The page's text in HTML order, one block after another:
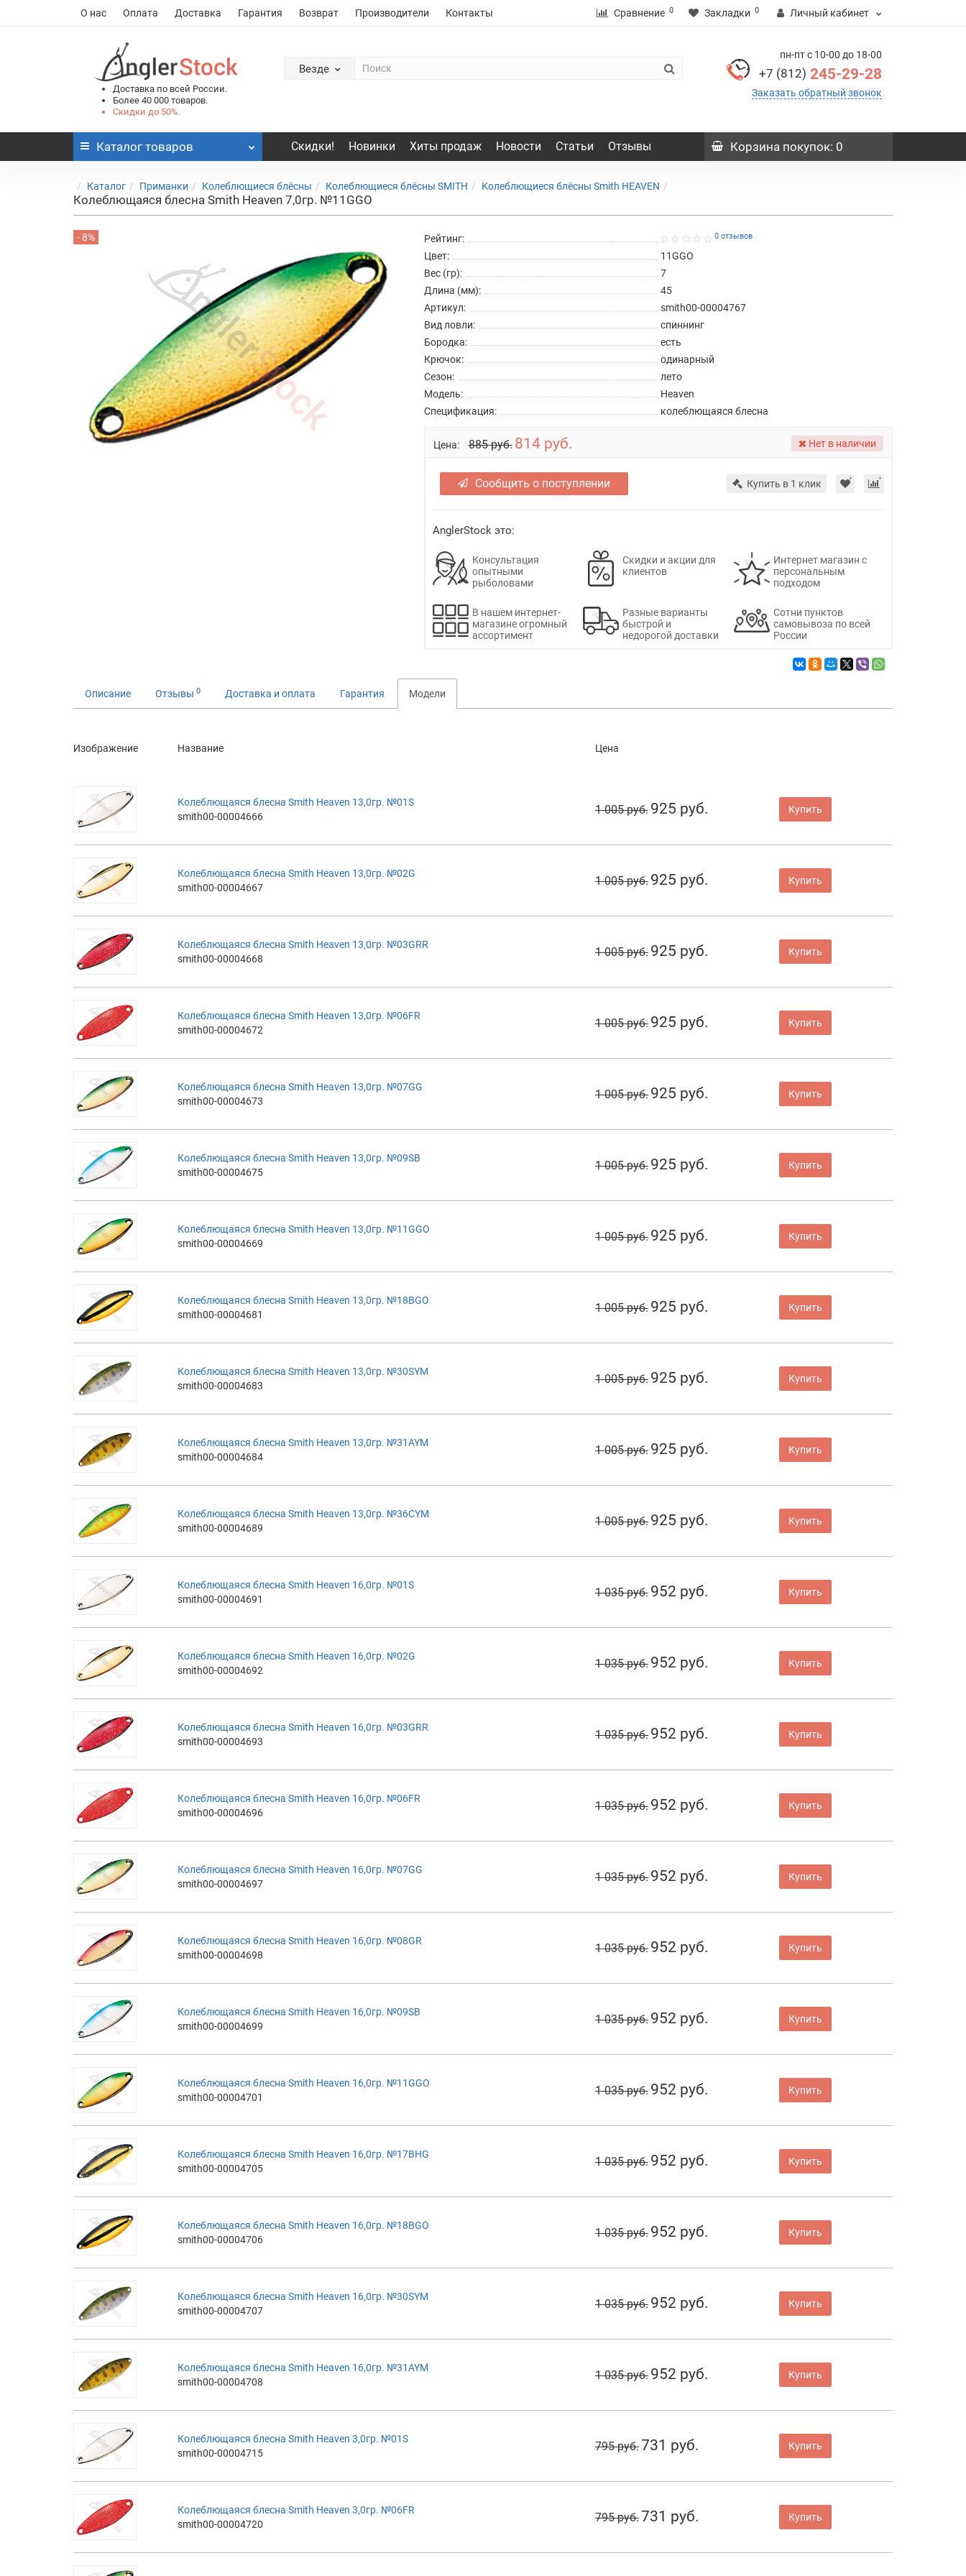
О нас Оплата Доставка Гарантия Возврат Производители Контакты Сравнение 0 Закладки 0 Личный кабинет
Доставка по всей России.
Более 40 000 товаров.
Скидки до 50%.
Везде
пн-пт с 10-00 до 18-00
+7 (812) 245-29-28
Заказать обратный звонок
Каталог товаров Скидки! Новинки Хиты продаж Новости Статьи Отзывы Корзина покупок: 0
Каталог Приманки Колеблющиеся блёсны Колеблющиеся блёсны SMITH Колеблющиеся блёсны Smith HEAVEN
Колеблющаяся блесна Smith Heaven 7,0гр. №11GGO
- 8% Рейтинг: 0 отзывов
Цвет:
11GGO
Вес (гр):
7
Длина (мм):
45
Артикул:
smith00-00004767
Вид ловли:
спиннинг
Бородка:
есть
Крючок:
одинарный
Сезон:
лето
Модель:
Heaven
Спецификация:
колеблющаяся блесна
Цена: 885 руб. 814 руб. Нет в наличии
Сообщить о поступлении Купить в 1 клик
AnglerStock это:
Консультация
опытными
рыболовами
Скидки и акции для
клиентов
Интернет магазин с
персональным
подходом
В нашем интернет-
магазине огромный
ассортимент
Разные варианты
быстрой и
недорогой доставки
Сотни пунктов
самовывоза по всей
России
Описание Отзывы 0 Доставка и оплата Гарантия Модели
Изображение Название Цена
Колеблющаяся блесна Smith Heaven 13,0гр. №01S
smith00-00004666
1 005 руб. 925 руб. Купить
Колеблющаяся блесна Smith Heaven 13,0гр. №02G
smith00-00004667
1 005 руб. 925 руб. Купить
Колеблющаяся блесна Smith Heaven 13,0гр. №03GRR
smith00-00004668
1 005 руб. 925 руб. Купить
Колеблющаяся блесна Smith Heaven 13,0гр. №06FR
smith00-00004672
1 005 руб. 925 руб. Купить
Колеблющаяся блесна Smith Heaven 13,0гр. №07GG
smith00-00004673
1 005 руб. 925 руб. Купить
Колеблющаяся блесна Smith Heaven 13,0гр. №09SB
smith00-00004675
1 005 руб. 925 руб. Купить
Колеблющаяся блесна Smith Heaven 13,0гр. №11GGO
smith00-00004669
1 005 руб. 925 руб. Купить
Колеблющаяся блесна Smith Heaven 13,0гр. №18BGO
smith00-00004681
1 005 руб. 925 руб. Купить
Колеблющаяся блесна Smith Heaven 13,0гр. №30SYM
smith00-00004683
1 005 руб. 925 руб. Купить
Колеблющаяся блесна Smith Heaven 13,0гр. №31AYM
smith00-00004684
1 005 руб. 925 руб. Купить
Колеблющаяся блесна Smith Heaven 13,0гр. №36CYM
smith00-00004689
1 005 руб. 925 руб. Купить
Колеблющаяся блесна Smith Heaven 16,0гр. №01S
smith00-00004691
1 035 руб. 952 руб. Купить
Колеблющаяся блесна Smith Heaven 16,0гр. №02G
smith00-00004692
1 035 руб. 952 руб. Купить
Колеблющаяся блесна Smith Heaven 16,0гр. №03GRR
smith00-00004693
1 035 руб. 952 руб. Купить
Колеблющаяся блесна Smith Heaven 16,0гр. №06FR
smith00-00004696
1 035 руб. 952 руб. Купить
Колеблющаяся блесна Smith Heaven 16,0гр. №07GG
smith00-00004697
1 035 руб. 952 руб. Купить
Колеблющаяся блесна Smith Heaven 16,0гр. №08GR
smith00-00004698
1 035 руб. 952 руб. Купить
Колеблющаяся блесна Smith Heaven 16,0гр. №09SB
smith00-00004699
1 035 руб. 952 руб. Купить
Колеблющаяся блесна Smith Heaven 16,0гр. №11GGO
smith00-00004701
1 035 руб. 952 руб. Купить
Колеблющаяся блесна Smith Heaven 16,0гр. №17BHG
smith00-00004705
1 035 руб. 952 руб. Купить
Колеблющаяся блесна Smith Heaven 16,0гр. №18BGO
smith00-00004706
1 035 руб. 952 руб. Купить
Колеблющаяся блесна Smith Heaven 16,0гр. №30SYM
smith00-00004707
1 035 руб. 952 руб. Купить
Колеблющаяся блесна Smith Heaven 16,0гр. №31AYM
smith00-00004708
1 035 руб. 952 руб. Купить
Колеблющаяся блесна Smith Heaven 3,0гр. №01S
smith00-00004715
795 руб.731 руб. Купить
Колеблющаяся блесна Smith Heaven 3,0гр. №06FR
smith00-00004720
795 руб.731 руб. Купить